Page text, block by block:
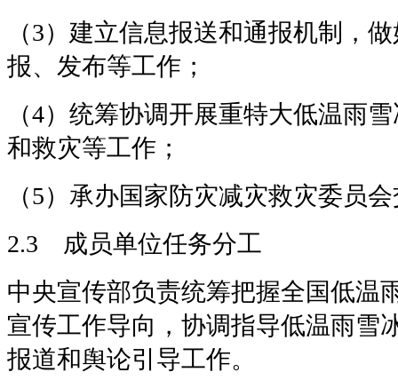
（3）建立信息报送和通报机制，
报、发布等工作；
（4）统筹协调开展重特大低温雨
和救灾等工作；
（5）承办国家防灾减灾救灾委员
2.3 成员单位任务分工
中央宣传部负责统筹把握全国低温
宣传工作导向，协调指导低温雨雪
报道和舆论引导工作。